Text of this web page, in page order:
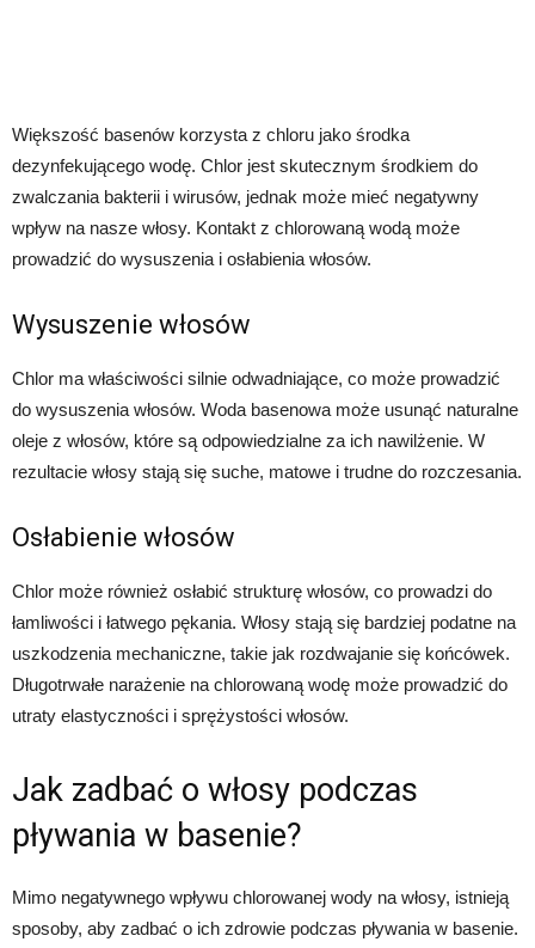
Większość basenów korzysta z chloru jako środka
dezynfekującego wodę. Chlor jest skutecznym środkiem do
zwalczania bakterii i wirusów, jednak może mieć negatywny
wpływ na nasze włosy. Kontakt z chlorowaną wodą może
prowadzić do wysuszenia i osłabienia włosów.
Wysuszenie włosów
Chlor ma właściwości silnie odwadniające, co może prowadzić
do wysuszenia włosów. Woda basenowa może usunąć naturalne
oleje z włosów, które są odpowiedzialne za ich nawilżenie. W
rezultacie włosy stają się suche, matowe i trudne do rozczesania.
Osłabienie włosów
Chlor może również osłabić strukturę włosów, co prowadzi do
łamliwości i łatwego pękania. Włosy stają się bardziej podatne na
uszkodzenia mechaniczne, takie jak rozdwajanie się końcówek.
Długotrwałe narażenie na chlorowaną wodę może prowadzić do
utraty elastyczności i sprężystości włosów.
Jak zadbać o włosy podczas
pływania w basenie?
Mimo negatywnego wpływu chlorowanej wody na włosy, istnieją
sposoby, aby zadbać o ich zdrowie podczas pływania w basenie.